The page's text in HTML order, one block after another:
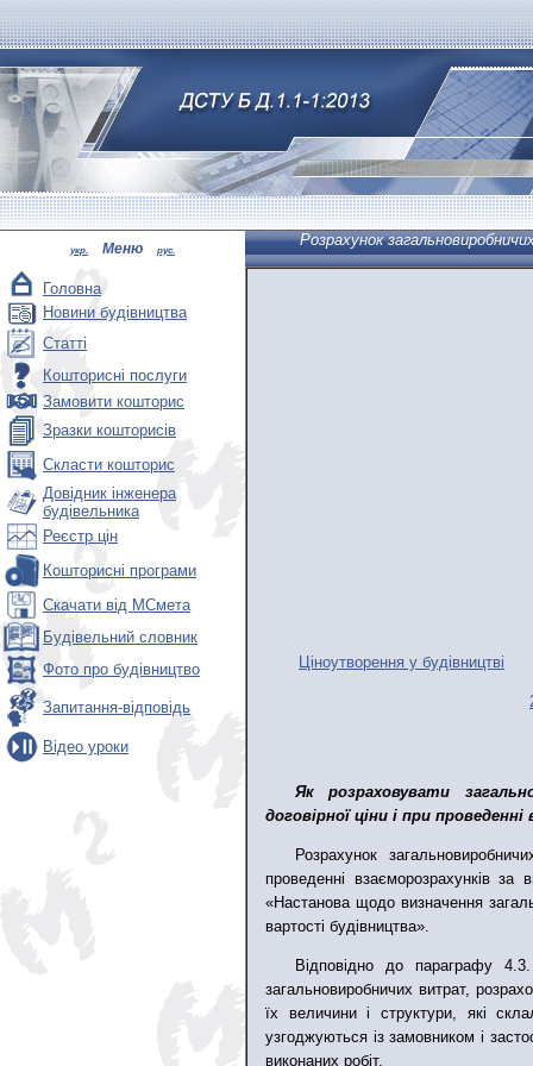
укр. Меню рус.
Розрахунок
Головна
Новини будівництва
Статті
Кошторисні послуги
Замовити кошторис
Зразки кошторисів
Скласти кошторис
Довідник інженера
будівельника
Реєстр цін
Кошторисні програми
Скачати від МСмета
Будівельний словник
Фото про будівництво
Запитання-відповідь
Відео уроки
Ціноутворення у будівництві
Як розраховувати
договірної ціни і при
Розрахунок
проведенні взаєморозрахунків
«Настанова щодо визначення
вартості будівництва».
Відповідно до параграфу
загальновиробничих витрат,
їх величини і структури, які
узгоджуються із замовником і
виконаних робіт.